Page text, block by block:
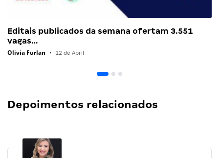
Editais publicados da semana ofertam 3.551
vagas…
Olivia Furlan • 12 de Abril
Depoimentos relacionados